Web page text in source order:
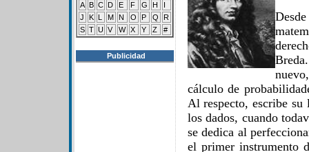
A B C D E F G H
I
J
K L M N O P Q
R
S T U V W X Y Z #
Publicidad
cálculo de
Al respecto, escribe su
los dados, cuando
se dedica al
el primer instrumento